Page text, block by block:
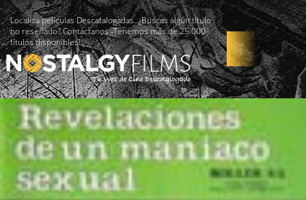
Localiza películas Descatalogadas. ¿Buscas algún título
no reseñado? Contáctanos -Tenemos más de 25.000
títulos disponibles!